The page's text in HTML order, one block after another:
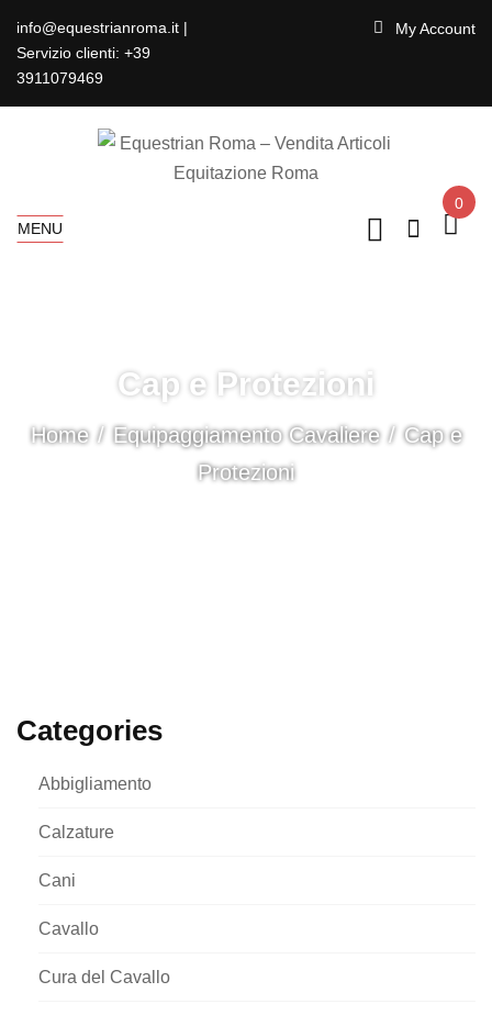
info@equestrianroma.it |
Servizio clienti: +39
3911079469
My Account
MENU
0
Cap e Protezioni
Home Equipaggiamento Cavaliere
Cap e
Protezioni
Categories
Abbigliamento
Calzature
Cani
Cavallo
Cura del Cavallo